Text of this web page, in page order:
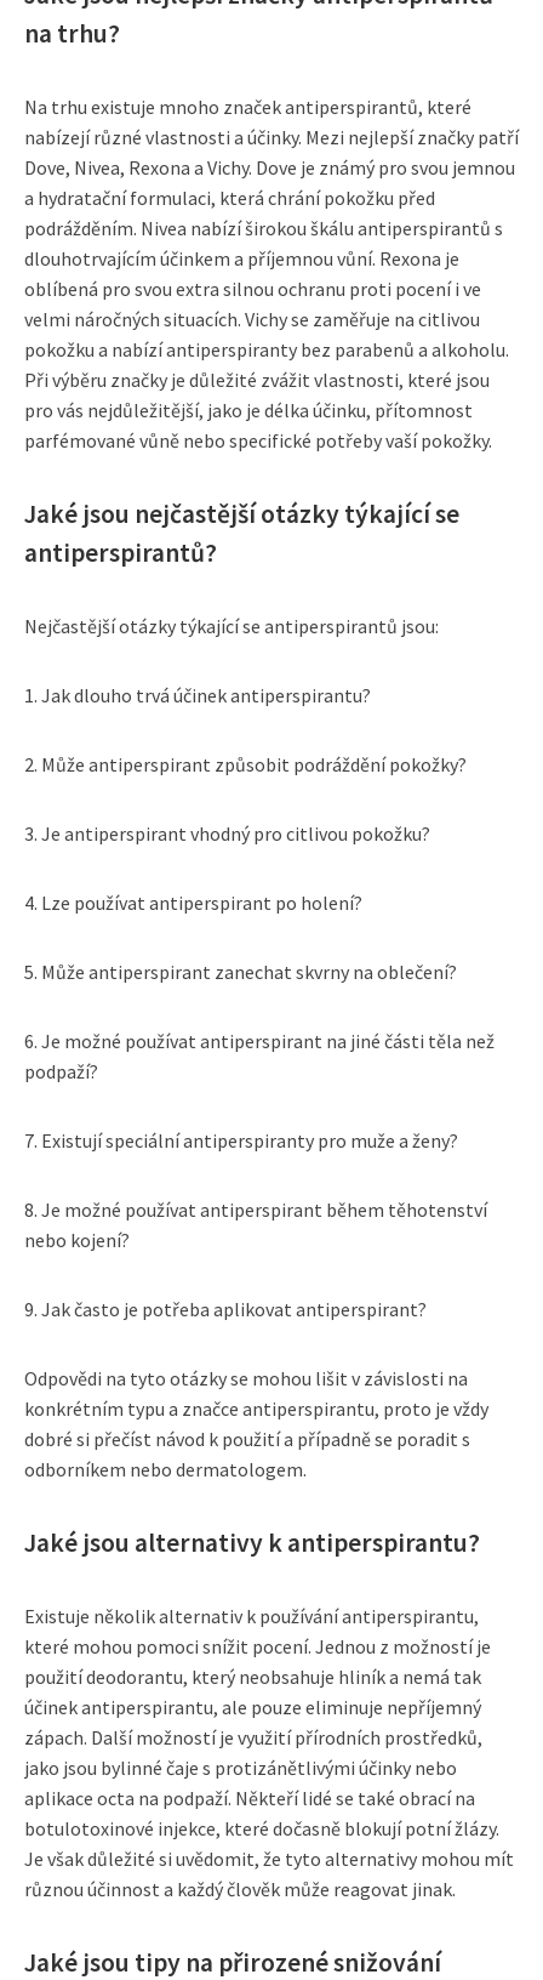
na trhu?
Na trhu existuje mnoho značek antiperspirantů, které
nabízejí různé vlastnosti a účinky. Mezi nejlepší značky patří
Dove, Nivea, Rexona a Vichy. Dove je známý pro svou jemnou
a hydratační formulaci, která chrání pokožku před
podrážděním. Nivea nabízí širokou škálu antiperspirantů s
dlouhotrvajícím účinkem a příjemnou vůní. Rexona je
oblíbená pro svou extra silnou ochranu proti pocení i ve
velmi náročných situacích. Vichy se zaměřuje na citlivou
pokožku a nabízí antiperspiranty bez parabenů a alkoholu.
Při výběru značky je důležité zvážit vlastnosti, které jsou
pro vás nejdůležitější, jako je délka účinku, přítomnost
parfémované vůně nebo specifické potřeby vaší pokožky.
Jaké jsou nejčastější otázky týkající se
antiperspirantů?
Nejčastější otázky týkající se antiperspirantů jsou:
1. Jak dlouho trvá účinek antiperspirantu?
2. Může antiperspirant způsobit podráždění pokožky?
3. Je antiperspirant vhodný pro citlivou pokožku?
4. Lze používat antiperspirant po holení?
5. Může antiperspirant zanechat skvrny na oblečení?
6. Je možné používat antiperspirant na jiné části těla než
podpaží?
7. Existují speciální antiperspiranty pro muže a ženy?
8. Je možné používat antiperspirant během těhotenství
nebo kojení?
9. Jak často je potřeba aplikovat antiperspirant?
Odpovědi na tyto otázky se mohou lišit v závislosti na
konkrétním typu a značce antiperspirantu, proto je vždy
dobré si přečíst návod k použití a případně se poradit s
odborníkem nebo dermatologem.
Jaké jsou alternativy k antiperspirantu?
Existuje několik alternativ k používání antiperspirantu,
které mohou pomoci snížit pocení. Jednou z možností je
použití deodorantu, který neobsahuje hliník a nemá tak
účinek antiperspirantu, ale pouze eliminuje nepříjemný
zápach. Další možností je využití přírodních prostředků,
jako jsou bylinné čaje s protizánětlivými účinky nebo
aplikace octa na podpaží. Někteří lidé se také obrací na
botulotoxinové injekce, které dočasně blokují potní žlázy.
Je však důležité si uvědomit, že tyto alternativy mohou mít
různou účinnost a každý člověk může reagovat jinak.
Jaké jsou tipy na přirozené snižování